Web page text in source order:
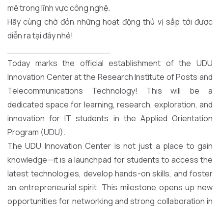
mẽ trong lĩnh vực công nghệ.
Hãy cùng chờ đón những hoạt động thú vị sắp tới được
diễn ra tại đây nhé!
Today marks the official establishment of the UDU
Innovation Center at the Research Institute of Posts and
Telecommunications Technology! This will be a
dedicated space for learning, research, exploration, and
innovation for IT students in the Applied Orientation
Program (UDU).
The UDU Innovation Center is not just a place to gain
knowledge—it is a launchpad for students to access the
latest technologies, develop hands-on skills, and foster
an entrepreneurial spirit. This milestone opens up new
opportunities for networking and strong collaboration in